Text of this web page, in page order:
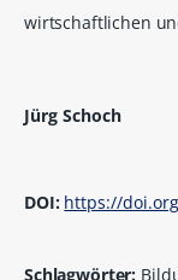
wirtschaftlichen
Jürg Schoch
DOI: https://
Schlagwörter: